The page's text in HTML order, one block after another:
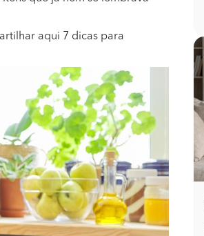
aqui 7 dicas para